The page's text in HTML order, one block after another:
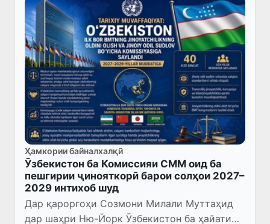
Ҳамкории байналхалқӣ
Ӯзбекистон ба Комиссияи СММ оид ба
пешгирии ҷинояткорӣ барои солҳои 2027–
2029 интихоб шуд
Дар қароргоҳи Созмони Милали Муттаҳид
дар шаҳри Ню-Йорк Ӯзбекистон ба ҳайати